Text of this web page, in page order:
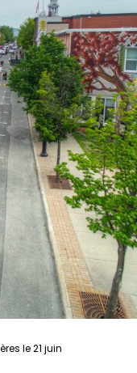
le 21 juin